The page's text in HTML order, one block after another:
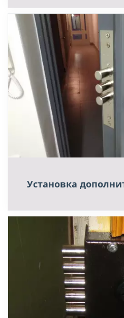
Установка